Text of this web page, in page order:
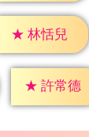
★ 林恬兒
★ 許常德